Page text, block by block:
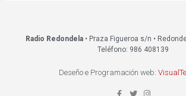
Radio Redondela• Praza Figueroa s/n •
Teléfono: 986 408139
Deseño e Programación web: